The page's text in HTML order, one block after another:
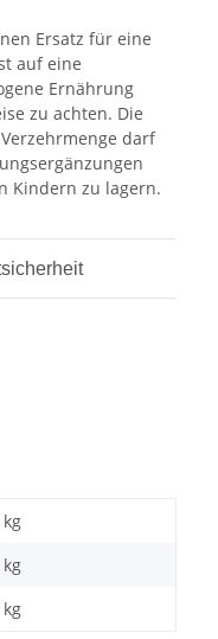
Ersatz für eine
auf eine
Ernährung
zu achten. Die
darf
Kindern zu lagern.
kg
kg
kg